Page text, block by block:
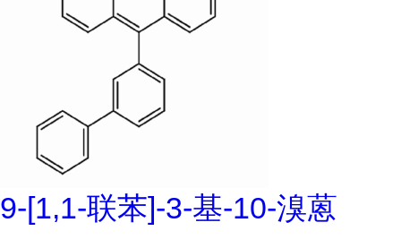
9-[1,1-联苯]-3-基-10-溴蒽